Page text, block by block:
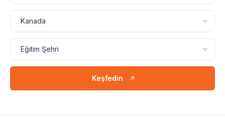
Keşfedin